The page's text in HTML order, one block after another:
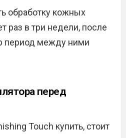
обработку кожных
раз в три недели, после
период между ними
перед
Touch купить, стоит